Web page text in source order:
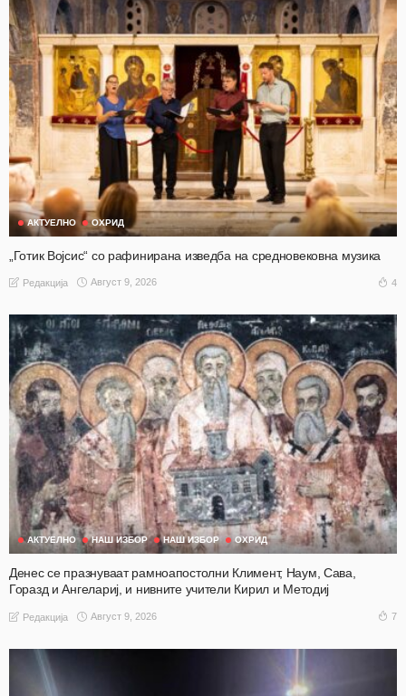
АКТУЕЛНО ОХРИД
„Готик Војсис“ со рафинирана изведба на средновековна музика
Редакција Август 9, 2026 4
АКТУЕЛНО НАШ ИЗБОР НАШ ИЗБОР ОХРИД
Денес се празнуваат рамноапостолни Климент, Наум, Сава,
Горазд и Ангелариј, и нивните учители Кирил и Методиј
Редакција Август 9, 2026 7